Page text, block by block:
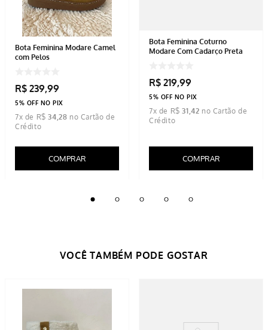
Bota Feminina Modare Camel
com Pelos
R$ 239,99
5% OFF NO PIX
7x de R$ 34,28
COMPRAR
Bota Feminina Coturno
Modare Com Cadarço Preta
R$ 219,99
5% OFF NO PIX
7x de R$ 31,42
COMPRAR